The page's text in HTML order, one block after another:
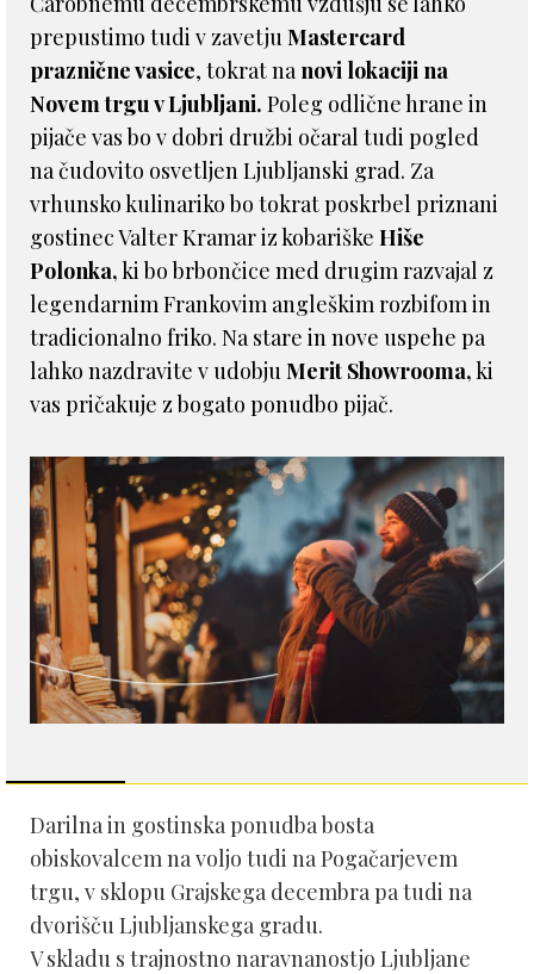
prepustimo tudi v zavetjuMastercard
praznične vasice, tokrat nanovi lokaciji na
Novem trgu v Ljubljani. Poleg odlične hrane in
pijače vas bo v dobri družbi očaral tudi pogled
na čudovito osvetljen Ljubljanski grad. Za
vrhunsko kulinariko bo tokrat poskrbel priznani
gostinec Valter Kramar iz kobariške Hiše
Polonka,ki bo brbončice med drugim razvajal z
legendarnim Frankovim angleškim rozbifom in
tradicionalno friko. Na stare in nove uspehe pa
lahko nazdravite v udobjuMerit Showrooma,ki
vas pričakuje z bogato ponudbo pijač.
Darilna in gostinska ponudba bosta
obiskovalcem na voljo tudi na Pogačarjevem
trgu, v sklopu Grajskega decembra pa tudi na
dvorišču Ljubljanskega gradu.
V skladu s trajnostno naravnanostjo Ljubljane